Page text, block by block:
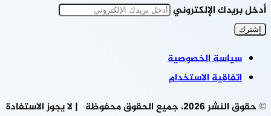
أدخل بريدك الإلكتروني
سياسة الخصوصية
اتفاقية الاستخدام
© حقوق النشر 2026، جميع الحقوق محفوظة | لا يجوز الاستفادة